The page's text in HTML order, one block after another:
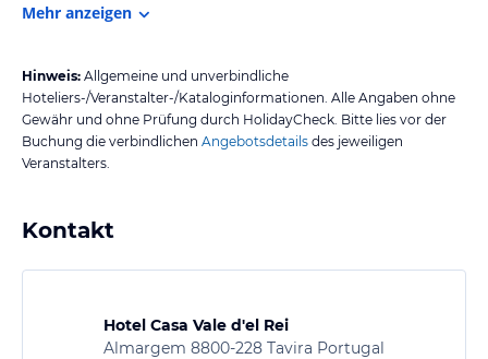
Mehr anzeigen
Hinweis: Allgemeine und unverbindliche
Hoteliers-/Veranstalter-/Kataloginformationen. Alle Angaben ohne
Gewähr und ohne Prüfung durch HolidayCheck. Bitte lies vor der
Buchung die verbindlichen Angebotsdetails des jeweiligen
Veranstalters.
Kontakt
Hotel Casa Vale d'el Rei
Almargem 8800-228 Tavira Portugal